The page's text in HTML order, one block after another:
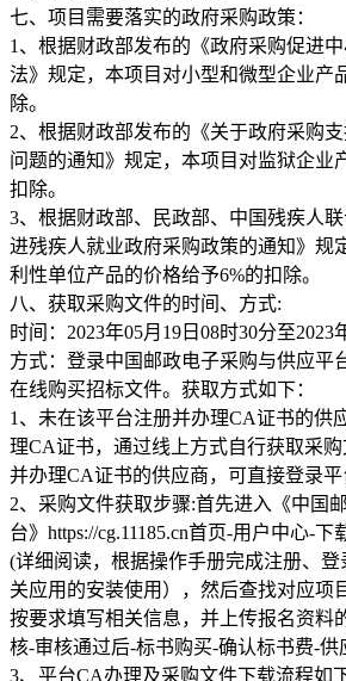
七、项目需要落实的政府采购政策：
1、根据财政部发布的《政府采购促进
法》规定，本项目对小型和微型企业产
除。
2、根据财政部发布的《关于政府采购
问题的通知》规定，本项目对监狱企业
扣除。
3、根据财政部、民政部、中国残疾人
进残疾人就业政府采购政策的通知》规
利性单位产品的价格给予6%的扣除。
八、获取采购文件的时间、方式:
时间：2023年05月19日08时30分至2023
方式：登录中国邮政电子采购与供应平
在线购买招标文件。获取方式如下：
1、未在该平台注册并办理CA证书的供
理CA证书，通过线上方式自行获取采
并办理CA证书的供应商，可直接登录平
2、采购文件获取步骤:首先进入《中国
台》https://cg.11185.cn首页-用户中心-
(详细阅读，根据操作手册完成注册、
关应用的安装使用），然后查找对应项
按要求填写相关信息，并上传报名资料
核-审核通过后-标书购买-确认标书费-供
3、平台CA办理及采购文件下载流程如下